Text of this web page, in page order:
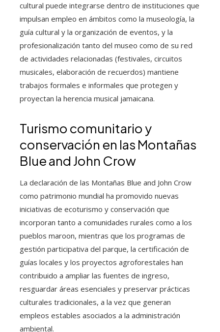
cultural puede integrarse dentro de instituciones que
impulsan empleo en ámbitos como la museología, la
guía cultural y la organización de eventos, y la
profesionalización tanto del museo como de su red
de actividades relacionadas (festivales, circuitos
musicales, elaboración de recuerdos) mantiene
trabajos formales e informales que protegen y
proyectan la herencia musical jamaicana.
Turismo comunitario y
conservación en las Montañas
Blue and John Crow
La declaración de las Montañas Blue and John Crow
como patrimonio mundial ha promovido nuevas
iniciativas de ecoturismo y conservación que
incorporan tanto a comunidades rurales como a los
pueblos maroon, mientras que los programas de
gestión participativa del parque, la certificación de
guías locales y los proyectos agroforestales han
contribuido a ampliar las fuentes de ingreso,
resguardar áreas esenciales y preservar prácticas
culturales tradicionales, a la vez que generan
empleos estables asociados a la administración
ambiental.